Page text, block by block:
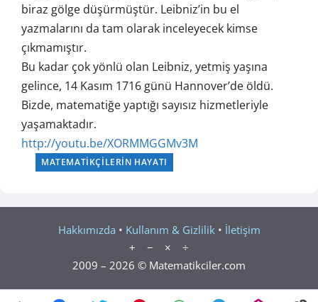
biraz gölge düşürmüştür. Leibniz’in bu el
yazmalarını da tam olarak inceleyecek kimse
çıkmamıştır.
Bu kadar çok yönlü olan Leibniz, yetmiş yaşına
gelince, 14 Kasım 1716 günü Hannover’de öldü.
Bizde, matematiğe yaptığı sayısız hizmetleriyle
yaşamaktadır.
http://youtu.be/XORMMGGMv3M
MATEMATIKÇILERIN HAYATI
Hakkımızda • Kullanım & Gizlilik • İletişim
+ − × ÷
2009 – 2026 © Matematikciler.com